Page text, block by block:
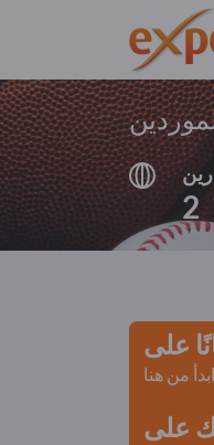
2
من هنا